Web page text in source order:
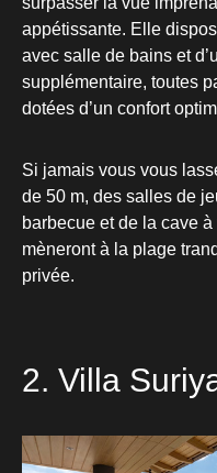
surpasser la vue
appétissante. Elle
avec salle de bains et
supplémentaire, toutes
dotées d’un confort
Si jamais vous vous
de 50 m, des salles de
barbecue et de la cave
mèneront à la plage
privée.
2. Villa